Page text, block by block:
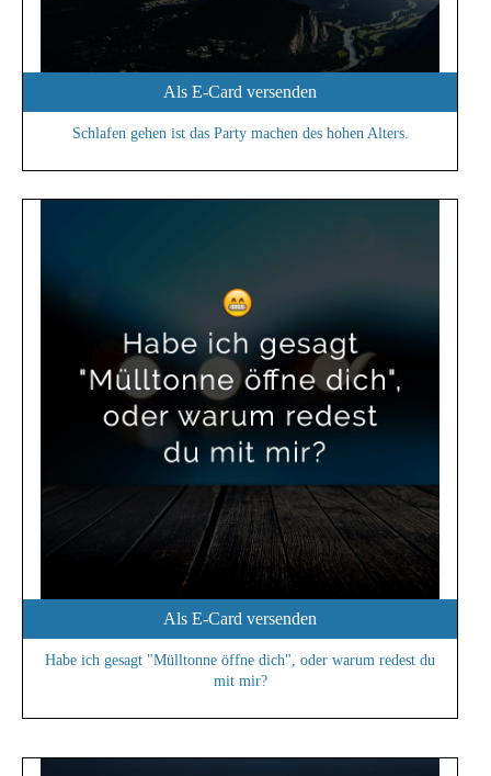
Als E-Card versenden
Schlafen gehen ist das Party machen des hohen Alters.
Als E-Card versenden
Habe ich gesagt "Mülltonne öffne dich", oder warum redest du
mit mir?